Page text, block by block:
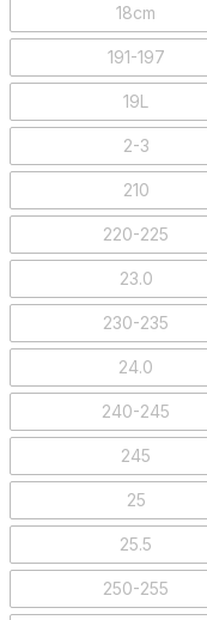
18cm
191-197
19L
2-3
210
220-225
23.0
230-235
24.0
240-245
245
25
25.5
250-255